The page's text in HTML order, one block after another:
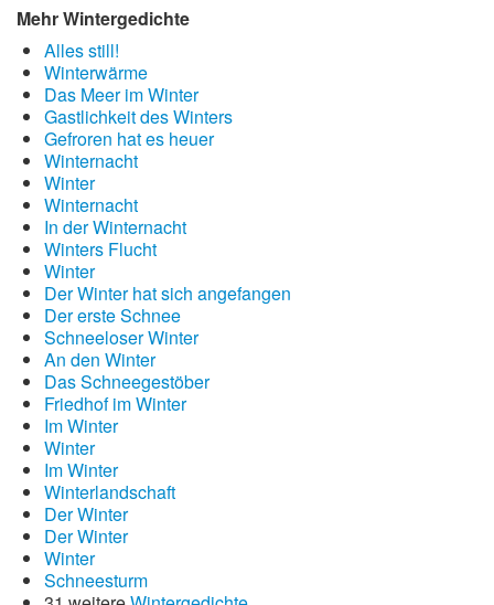
Mehr Wintergedichte
Alles still!
Winterwärme
Das Meer im Winter
Gastlichkeit des Winters
Gefroren hat es heuer
Winternacht
Winter
Winternacht
In der Winternacht
Winters Flucht
Winter
Der Winter hat sich angefangen
Der erste Schnee
Schneeloser Winter
An den Winter
Das Schneegestöber
Friedhof im Winter
Im Winter
Winter
Im Winter
Winterlandschaft
Der Winter
Der Winter
Winter
Schneesturm